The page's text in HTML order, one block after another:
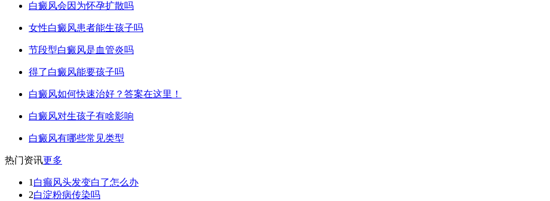
白癜风会因为怀孕扩散吗
女性白癜风患者能生孩子吗
节段型白癜风是血管炎吗
得了白癜风能要孩子吗
白癜风如何快速治好？答案在这里！
白癜风对生孩子有啥影响
白癜风有哪些常见类型
热门资讯更多
1 白癫风头发变白了怎么办
2白淀粉病传染吗